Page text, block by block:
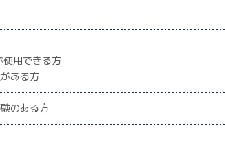
使用できる方
ある方
のある方